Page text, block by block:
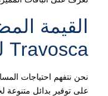
القيمة
Travosca للمسافر العربي
نحن نتفهم احتياجات
على توفير بدائل متنوعة